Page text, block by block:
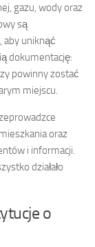
gazu, wody oraz
są
aby uniknąć
dokumentację:
powinny zostać
miejscu.
oraz
i informacji.
działało
o